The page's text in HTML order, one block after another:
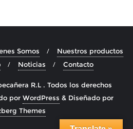
Somos
Nuestros productos
Noticias Contacto
R.L . Todos los derechos
por WordPress & Diseñado por
Themes